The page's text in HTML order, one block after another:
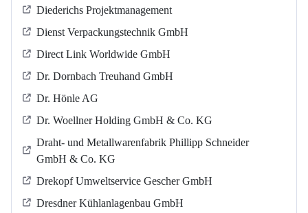
Diederichs Projektmanagement
Dienst Verpackungstechnik GmbH
Direct Link Worldwide GmbH
Dr. Dornbach Treuhand GmbH
Dr. Hönle AG
Dr. Woellner Holding GmbH & Co. KG
Draht- und Metallwarenfabrik Phillipp Schneider
GmbH & Co. KG
Drekopf Umweltservice Gescher GmbH
Dresdner Kühlanlagenbau GmbH